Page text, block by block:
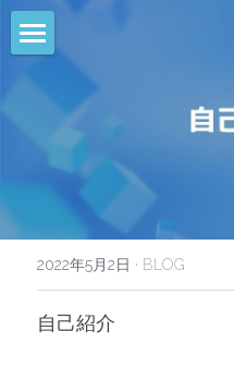
HOME
NEWS
EVENTS
CALENDAR
COMMUNITY
COMPANY
2022年5月2日 · BLOG
自己紹介